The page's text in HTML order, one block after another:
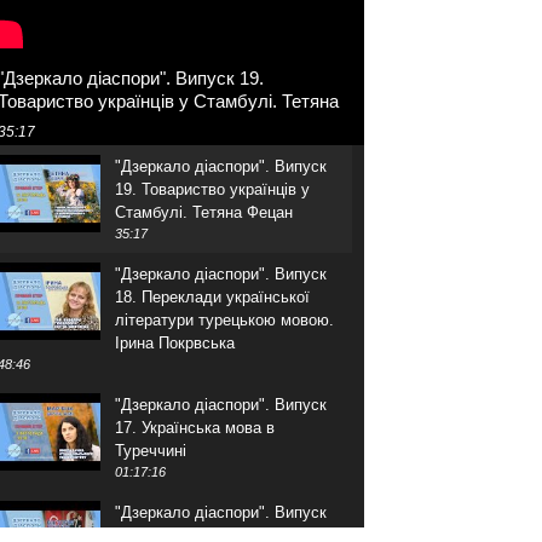
діаспори". Випуск 19.
українців у Стамбулі. Тетяна
Фецан
"Дзеркало діаспори". Випуск
19. Товариство українців у
Стамбулі. Тетяна Фецан
35:17
"Дзеркало діаспори". Випуск
18. Переклади української
літератури турецькою мовою.
Ірина Покрвська
"Дзеркало діаспори". Випуск
17. Українська мова в
Туреччині
01:17:16
"Дзеркало діаспори". Випуск